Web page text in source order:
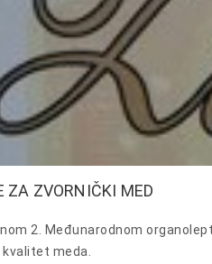
ZA ZVORNIČKI MED
2. Međunarodnom
meda.